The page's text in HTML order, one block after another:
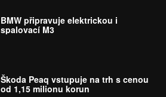
BMW připravuje elektrickou i
spalovací M3
Škoda Peaq vstupuje na trh s cenou
od 1,15 milionu korun